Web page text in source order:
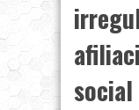
social